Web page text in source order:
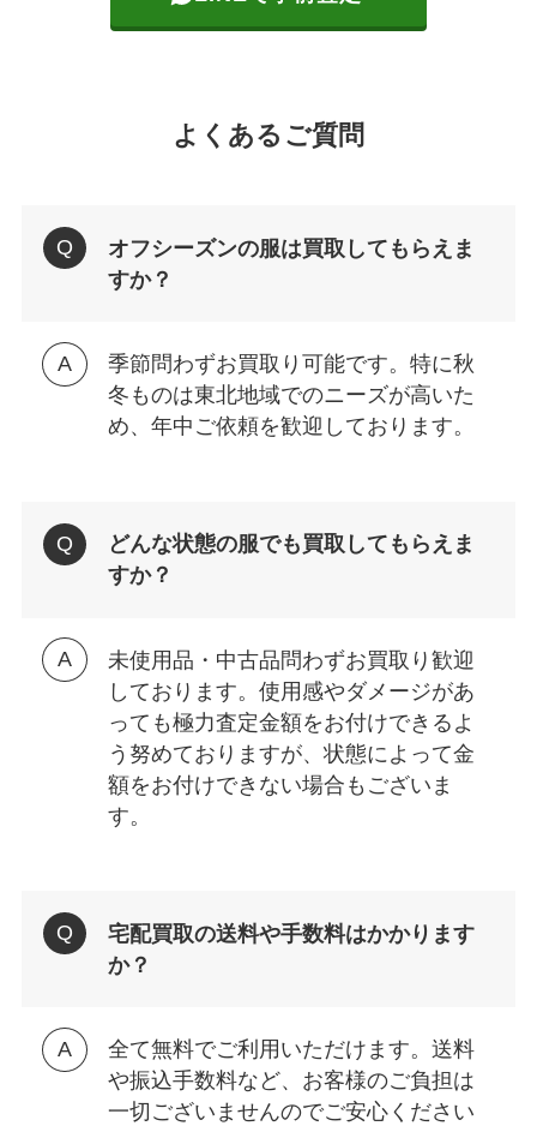
よくあるご質問
オフシーズンの服は買取してもらえま
すか？
季節問わずお買取り可能です。特に秋
冬ものは東北地域でのニーズが高いた
め、年中ご依頼を歓迎しております。
どんな状態の服でも買取してもらえま
すか？
未使用品・中古品問わずお買取り歓迎
しております。使用感やダメージがあ
っても極力査定金額をお付けできるよ
う努めておりますが、状態によって金
額をお付けできない場合もございま
す。
宅配買取の送料や手数料はかかります
か？
全て無料でご利用いただけます。送料
や振込手数料など、お客様のご負担は
一切ございませんのでご安心ください